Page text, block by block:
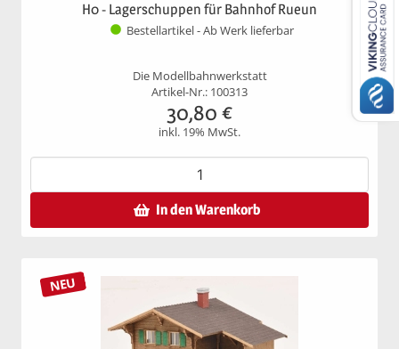
H0 - Lagerschuppen für Bahnhof Rueun
Bestellartikel - Ab Werk lieferbar
Die Modellbahnwerkstatt
Artikel-Nr.: 100313
30,80 €
inkl. 19% MwSt.
In den Warenkorb
NEU